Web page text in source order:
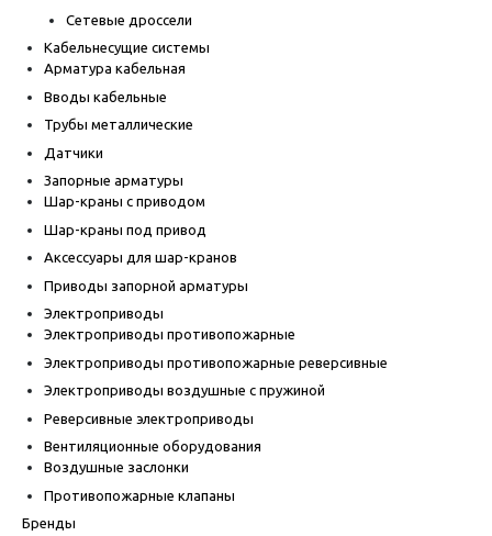
Сетевые дроссели
Кабельнесущие системы
Арматура кабельная
Вводы кабельные
Трубы металлические
Датчики
Запорные арматуры
Шар-краны с приводом
Шар-краны под привод
Аксессуары для шар-кранов
Приводы запорной арматуры
Электроприводы
Электроприводы противопожарные
Электроприводы противопожарные реверсивные
Электроприводы воздушные с пружиной
Реверсивные электроприводы
Вентиляционные оборудования
Воздушные заслонки
Противопожарные клапаны
Бренды